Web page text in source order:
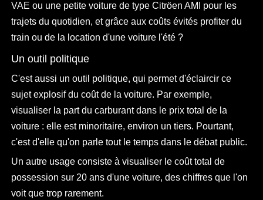
VAE ou une petite voiture de type Citröen AMI pour les
trajets du quotidien, et grâce aux coûts évités profiter du
train ou de la location d'une voiture l'été ?
Un outil politique
C'est aussi un outil politique, qui permet d'éclaircir ce
sujet explosif du coût de la voiture. Par exemple,
visualiser la part du carburant dans le prix total de la
voiture : elle est minoritaire, environ un tiers. Pourtant,
c'est d'elle qu'on parle tout le temps dans le débat public.
Un autre usage consiste à visualiser le coût total de
possession sur 20 ans d'une voiture, des chiffres que l'on
voit que trop rarement.